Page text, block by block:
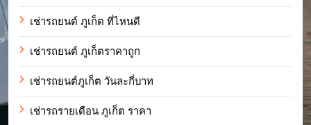
เช่ารถยนต์ ภูเก็ต ที่ไหนดี
เช่ารถยนต์ ภูเก็ตราคาถูก
เช่ารถยนต์ภูเก็ต วันละกี่บาท
เช่ารถรายเดือน ภูเก็ต ราคา